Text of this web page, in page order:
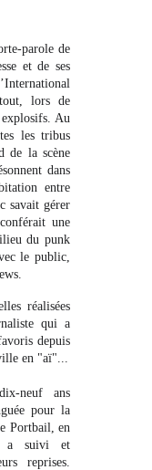
parole de
et de ses
lors de
Au
les tribus
de la scène
dans
entre
savait gérer
une
du punk
le public,
réalisées
qui a
depuis
en "aï"...
neuf ans
pour la
Portbail, en
a suivi et
reprises.